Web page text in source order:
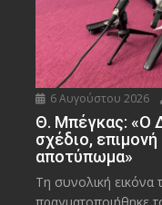
6 Αυγούστου 2026
Θ. Μπέγκας: «Ο
σχέδιο,
αποτύπωμα»
Τη συνολική εικόνα